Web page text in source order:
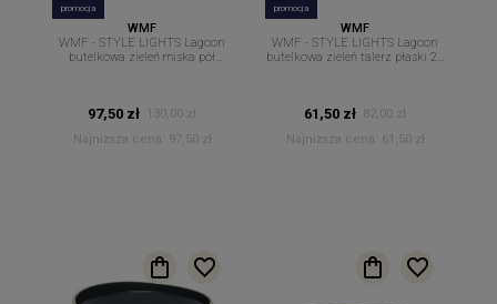
promocja
WMF
WMF - STYLE LIGHTS Lagoon
butelkowa zieleń miska pół
97,50 zł
130,00 zł
Najniższa cena:
97,50 zł
promocja
WMF
WMF - STYLE LIGHTS Lagoon
butelkowa zieleń talerz płaski 22
61,50 zł 82,00 zł
Najniższa cena:
61,50 zł